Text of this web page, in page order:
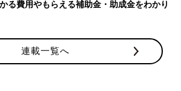
のも】妊婦の感染症対策、知っておいて！
連載一覧へ